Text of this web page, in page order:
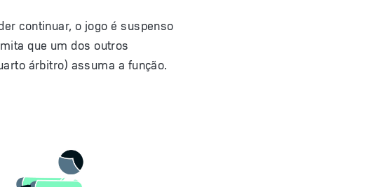
continuar, o jogo é suspenso
que um dos outros
árbitro) assuma a função.